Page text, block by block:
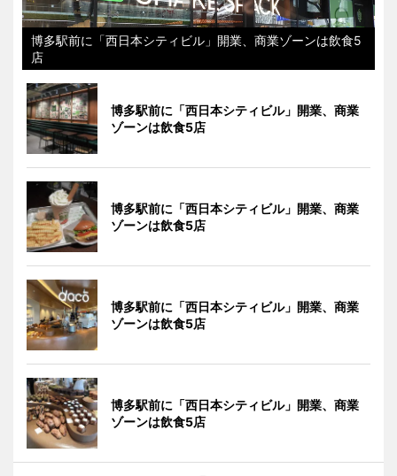
博多駅前に「西日本シティビル」開業、商業ゾーンは飲食5
店
博多駅前に「西日本シティビル」開業、商業
ゾーンは飲食5店
博多駅前に「西日本シティビル」開業、商業
ゾーンは飲食5店
博多駅前に「西日本シティビル」開業、商業
ゾーンは飲食5店
博多駅前に「西日本シティビル」開業、商業
ゾーンは飲食5店